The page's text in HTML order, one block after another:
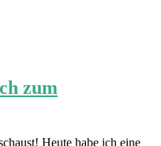
zum
Heute habe ich eine